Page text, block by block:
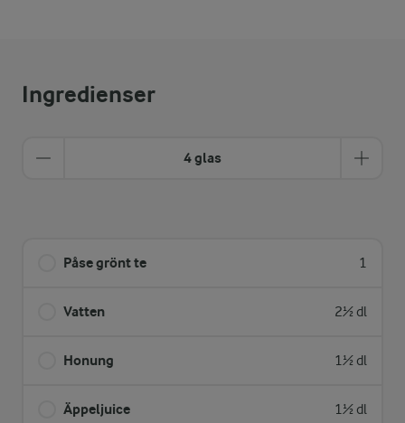
Ingredienser
4 glas
Påse grönt te 1
Vatten 2½ dl
Honung 1½ dl
Äppeljuice 1½ dl